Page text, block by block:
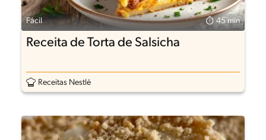
Fácil 45 min
Receita de Torta de Salsicha
Receitas Nestlé